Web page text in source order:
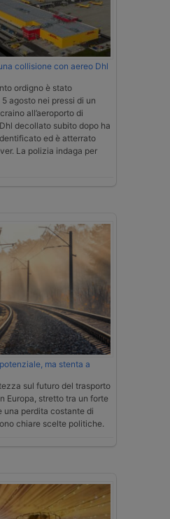
collisione con aereo Dhl
ordigno è stato
agosto nei pressi di un
all’aeroporto di
decollato subito dopo ha
ed è atterrato
La polizia indaga per
ma stenta a
sul futuro del trasporto
Europa, stretto tra un forte
una perdita costante di
chiare scelte politiche.